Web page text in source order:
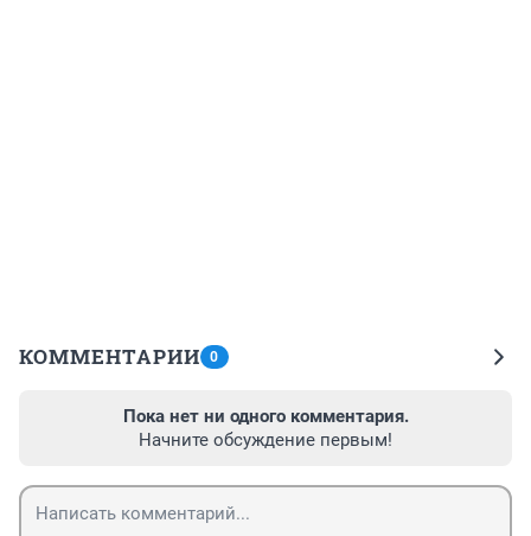
КОММЕНТАРИИ 0
Пока нет ни одного комментария.
Начните обсуждение первым!